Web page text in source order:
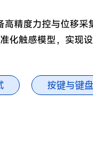
精度力控与位移
化触感模型，实现
按键与键